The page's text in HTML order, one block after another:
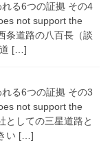
る6つの証拠 その4
not support the
条道路の八百長（談
道 […]
る6つの証拠 その3
not support the
としての三星道路と
い […]